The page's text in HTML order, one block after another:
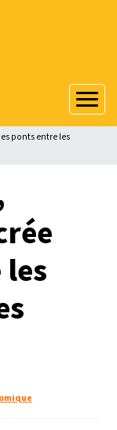
ponts entre les